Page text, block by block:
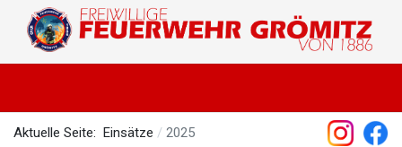
Aktuelle Seite: Einsätze 2025